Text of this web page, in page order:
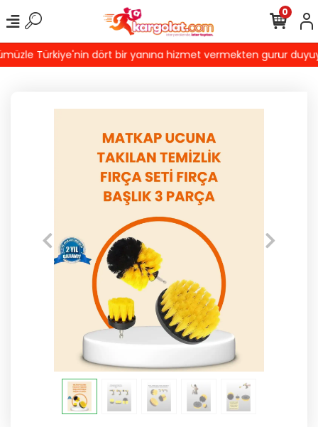
Türkiye'nin dört bir yanına hizmet vermekten gurur
0